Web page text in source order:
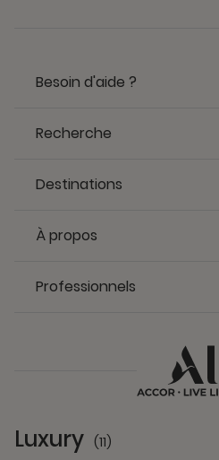
Besoin d'aide ?
Recherche
Destinations
À propos
Professionnels
Luxury (11)